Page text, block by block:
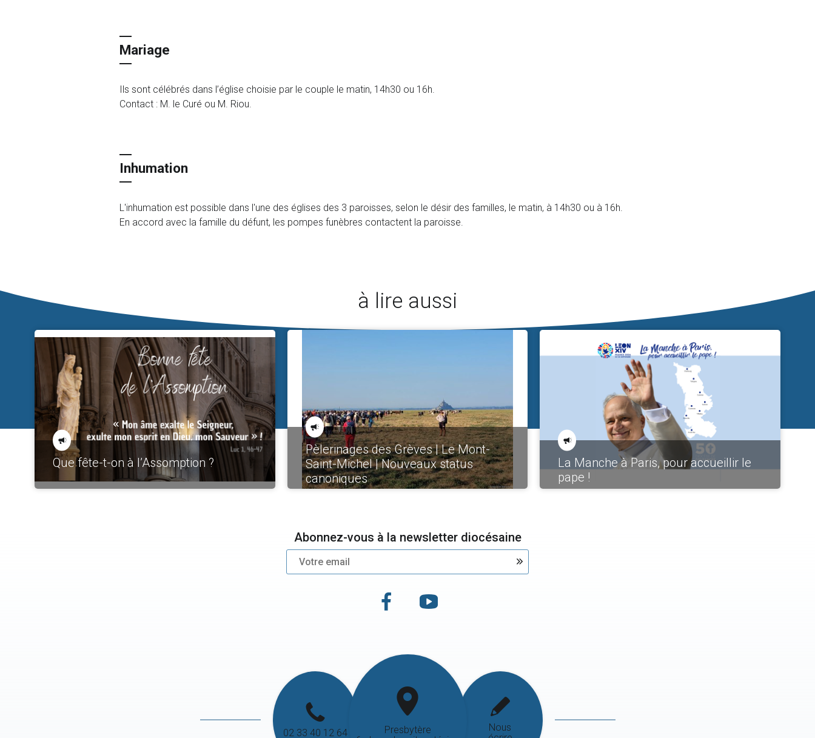
Mariage
Ils sont célébrés dans l’église choisie par le couple le matin, 14h30 ou 16h.
Contact : M. le Curé ou M. Riou.
Inhumation
L'inhumation est possible dans l'une des églises des 3 paroisses, selon le désir des familles, le matin, à 14h30 ou à 16h.
En accord avec la famille du défunt, les pompes funèbres contactent la paroisse.
à lire aussi
Que fête-t-on à l’Assomption ?
Pèlerinages des Grèves | Le Mont-
Saint-Michel | Nouveaux status
canoniques
La Manche à Paris, pour accueillir le
pape !
Abonnez-vous à la newsletter diocésaine
02 33 40 12 64
Nous
Presbytère